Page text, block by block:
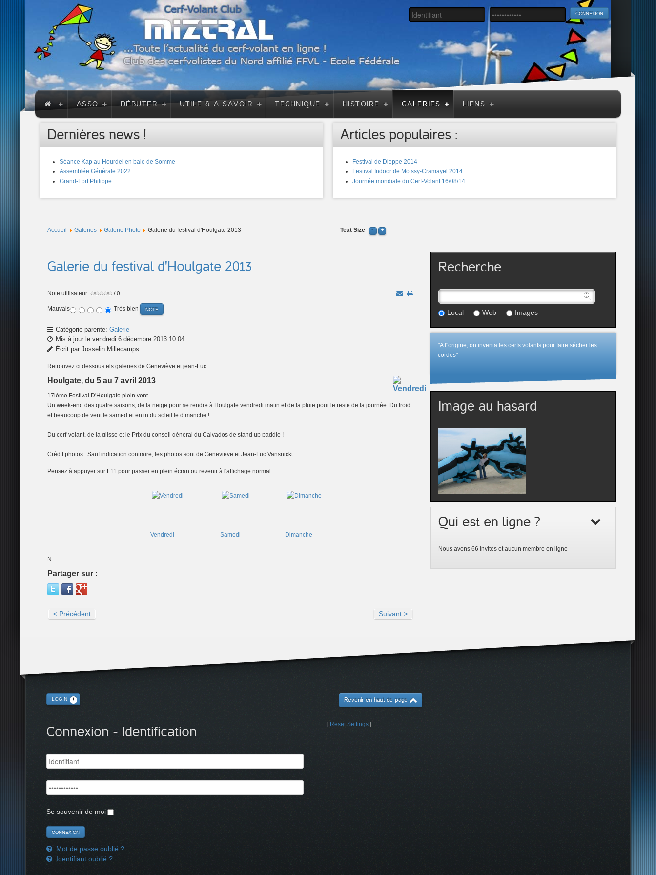
ASSO DÉBUTER UTILE & A SAVOIR TECHNIQUE HISTOIRE GALERIES LIENS
Dernières news !
Séance Kap au Hourdel en baie de Somme
Assemblée Générale 2022
Grand-Fort Philippe
Articles populaires :
Festival de Dieppe 2014
Festival Indoor de Moissy-Cramayel 2014
Journée mondiale du Cerf-Volant 16/08/14
Accueil Galeries Galerie Photo Galerie du festival d'Houlgate 2013 Text Size
Galerie du festival d'Houlgate 2013
Note utilisateur: / 0
Mauvais Très bien
Catégorie parente: Galerie
Mis à jour le vendredi 6 décembre 2013 10:04
Écrit par Josselin Millecamps
Retrouvez ci dessous els galeries de Geneviève et jean-Luc :
Houlgate, du 5 au 7 avril 2013
17ième Festival D'Houlgate plein vent.
Un week-end des quatre saisons, de la neige pour se rendre à Houlgate vendredi matin et de la pluie pour le reste de la journée. Du froid
et beaucoup de vent le samed et enfin du soleil le dimanche !
Du cerf-volant, de la glisse et le Prix du conseil général du Calvados de stand up paddle !
Crédit photos : Sauf indication contraire, les photos sont de Geneviève et Jean-Luc Vansnickt.
Pensez à appuyer sur F11 pour passer en plein écran ou revenir à l'affichage normal.
Vendredi Samedi Dimanche
N
Partager sur :
< Précédent Suivant >
Recherche
Local Web Images
"A l"origine, on inventa les cerfs volants pour faire sêcher les
cordes"
Image au hasard
Qui est en ligne ?
Nous avons 66 invités et aucun membre en ligne
LOGIN
Connexion - Identification
Se souvenir de moi
Mot de passe oublié ?
Identifiant oublié ?
Revenir en haut de page
[ Reset Settings ]